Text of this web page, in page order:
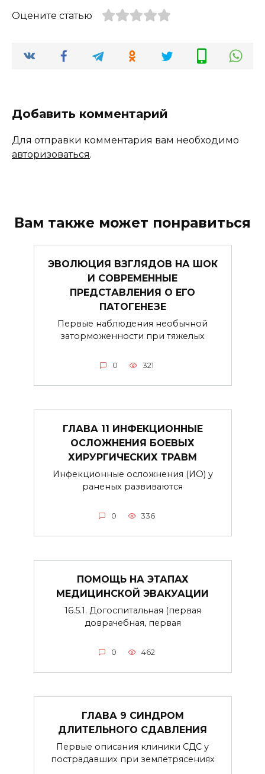
Оцените статью
Добавить комментарий
Для отправки комментария вам необходимо
авторизоваться.
Вам также может понравиться
ЭВОЛЮЦИЯ ВЗГЛЯДОВ НА ШОК
И СОВРЕМЕННЫЕ
ПРЕДСТАВЛЕНИЯ О ЕГО
ПАТОГЕНЕЗЕ
Первые наблюдения необычной
заторможенности при тяжелых
0 321
ГЛАВА 11 ИНФЕКЦИОННЫЕ
ОСЛОЖНЕНИЯ БОЕВЫХ
ХИРУРГИЧЕСКИХ ТРАВМ
Инфекционные осложнения (ИО) у
раненых развиваются
0 336
ПОМОЩЬ НА ЭТАПАХ
МЕДИЦИНСКОЙ ЭВАКУАЦИИ
16.5.1. Догоспитальная (первая
доврачебная, первая
0 462
ГЛАВА 9 СИНДРОМ
ДЛИТЕЛЬНОГО СДАВЛЕНИЯ
Первые описания клиники СДС у
пострадавших при землетрясениях